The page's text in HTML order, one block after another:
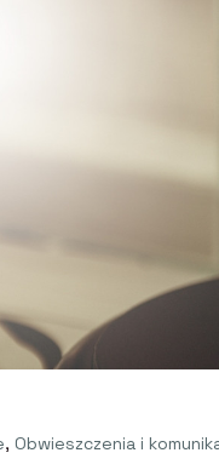
, Obwieszczenia i